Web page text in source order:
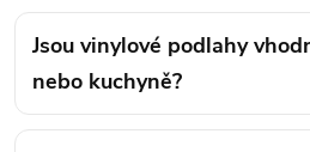
Jsou vinylové podlahy
nebo kuchyně?